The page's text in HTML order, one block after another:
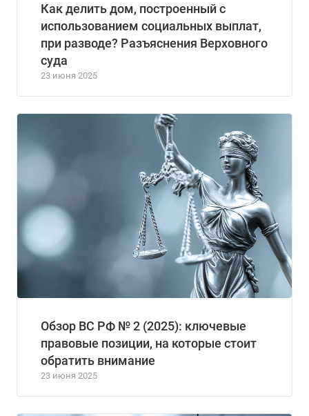
Как делить дом, построенный с
использованием социальных выплат,
при разводе? Разъяснения Верховного
суда
23 июня 2025
Обзор ВС РФ № 2 (2025): ключевые
правовые позиции, на которые стоит
обратить внимание
23 июня 2025